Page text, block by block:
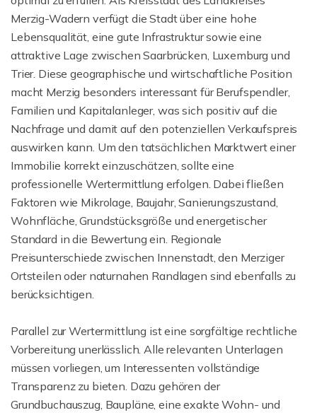
Merzig-Wadern verfügt die Stadt über eine hohe
Lebensqualität, eine gute Infrastruktur sowie eine
attraktive Lage zwischen Saarbrücken, Luxemburg und
Trier. Diese geographische und wirtschaftliche Position
macht Merzig besonders interessant für Berufspendler,
Familien und Kapitalanleger, was sich positiv auf die
Nachfrage und damit auf den potenziellen Verkaufspreis
auswirken kann. Um den tatsächlichen Marktwert einer
Immobilie korrekt einzuschätzen, sollte eine
professionelle Wertermittlung erfolgen. Dabei fließen
Faktoren wie Mikrolage, Baujahr, Sanierungszustand,
Wohnfläche, Grundstücksgröße und energetischer
Standard in die Bewertung ein. Regionale
Preisunterschiede zwischen Innenstadt, den Merziger
Ortsteilen oder naturnahen Randlagen sind ebenfalls zu
berücksichtigen.
Parallel zur Wertermittlung ist eine sorgfältige rechtliche
Vorbereitung unerlässlich. Alle relevanten Unterlagen
müssen vorliegen, um Interessenten vollständige
Transparenz zu bieten. Dazu gehören der
Grundbuchauszug, Baupläne, eine exakte Wohn- und